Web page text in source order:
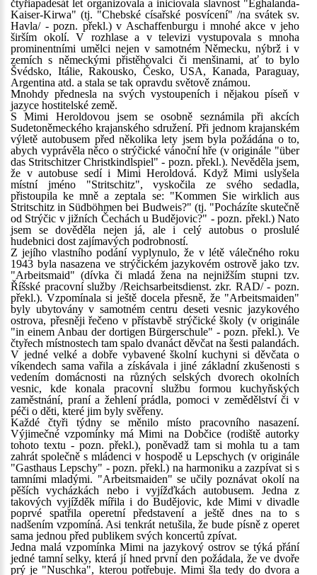
čtyřiapadesát let organizovala a iniciovala slavnost "Eghalanda-
Kaiser-Kirwa" (tj. "Chebské císařské posvícení" /na svátek sv.
Havla/ - pozn. překl.) v Aschaffenburgu i mnohé akce v jeho
širším okolí. V rozhlase a v televizi vystupovala s mnoha
prominentními umělci nejen v samotném Německu, nýbrž i v
zemích s německými přistěhovalci či menšinami, ať to bylo
Švédsko, Itálie, Rakousko, Česko, USA, Kanada, Paraguay,
Argentina atd. a stala se tak opravdu světově známou.
Mnohdy přednesla na svých vystoupeních i nějakou píseň v
jazyce hostitelské země.
S Mimi Heroldovou jsem se osobně seznámila při akcích
Sudetoněmeckého krajanského sdružení. Při jednom krajanském
výletě autobusem před několika lety jsem byla požádána o to,
abych vyprávěla něco o strýčické vánoční hře (v originále "über
das Stritschitzer Christkindlspiel" - pozn. překl.). Nevěděla jsem,
že v autobuse sedí i Mimi Heroldová. Když Mimi uslyšela
místní jméno "Stritschitz", vyskočila ze svého sedadla,
přistoupila ke mně a zeptala se: "Kommen Sie wirklich aus
Stritschitz in Südböhmen bei Budweis?" (tj. "Pocházíte skutečně
od Strýčic v jižních Čechách u Budějovic?" - pozn. překl.) Nato
jsem se dověděla nejen já, ale i celý autobus o proslulé
hudebnici dost zajímavých podrobností.
Z jejího vlastního podání vyplynulo, že v létě válečného roku
1943 byla nasazena ve strýčickém jazykovém ostrově jako tzv.
"Arbeitsmaid" (dívka či mladá žena na nejnižším stupni tzv.
Říšské pracovní služby /Reichsarbeitsdienst. zkr. RAD/ - pozn.
překl.). Vzpomínala si ještě docela přesně, že "Arbeitsmaiden"
byly ubytovány v samotném centru deseti vesnic jazykového
ostrova, přesněji řečeno v přístavbě strýčické školy (v originále
"in einem Anbau der dortigen Bürgerschule" - pozn. překl.). Ve
čtyřech místnostech tam spalo dvanáct děvčat na šesti palandách.
V jedné velké a dobře vybavené školní kuchyni si děvčata o
víkendech sama vařila a získávala i jiné základní zkušenosti s
vedením domácnosti na různých selských dvorech okolních
vesnic, kde konala pracovní službu formou kuchyňských
zaměstnání, praní a žehlení prádla, pomoci v zemědělství či v
péči o děti, které jim byly svěřeny.
Každé čtyři týdny se měnilo místo pracovního nasazení.
Výjimečné vzpomínky má Mimi na Dobčice (rodiště autorky
tohoto textu - pozn. překl.), poněvadž tam si mohla tu a tam
zahrát společně s mládenci v hospodě u Lepschych (v originále
"Gasthaus Lepschy" - pozn. překl.) na harmoniku a zazpívat si s
tamními mladými. "Arbeitsmaiden" se učily poznávat okolí na
pěších vycházkách nebo i vyjížďkách autobusem. Jedna z
takových vyjížděk mířila i do Budějovic, kde Mimi v divadle
poprvé spatřila operetní představení a ještě dnes na to s
nadšením vzpomíná. Asi tenkrát netušila, že bude písně z operet
sama jednou před publikem svých koncertů zpívat.
Jedna malá vzpomínka Mimi na jazykový ostrov se týká přání
jedné tamní selky, která jí hned první den požádala, že ve dvoře
prý je "Nuschka", kterou potřebuje. Mimi šla tedy do dvora a